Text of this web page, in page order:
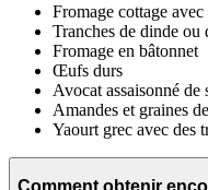
Fromage cottage
Tranches de dinde ou
Fromage en bâtonnet
Œufs durs
Avocat assaisonné de
Amandes et graines
Yaourt grec avec des